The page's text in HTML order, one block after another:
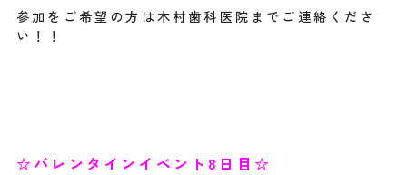
参加をご希望の方は木村歯科医院までご連絡くださ
い！！
☆バレンタインイベント8日目☆